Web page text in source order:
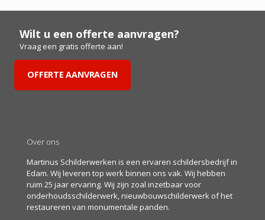
Wilt u een offerte aanvragen?
Vraag een gratis offerte aan!
OFFERTE AANVRAGEN
Over ons
Martinus Schilderwerken is een ervaren schildersbedrijf in
Edam. Wij leveren top werk binnen ons vak. Wij hebben
ruim 25 jaar ervaring. Wij zijn zoal inzetbaar voor
onderhoudsschilderwerk, nieuwbouwschilderwerk of het
restaureren van monumentale panden.